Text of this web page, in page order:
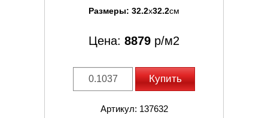
Размеры: 32.2x32.2см
Цена: 8879 р/м2
Купить
Артикул: 137632